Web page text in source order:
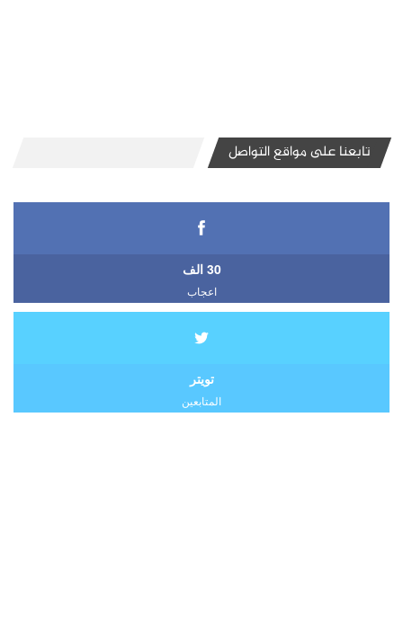
تابعنا على مواقع التواصل
30 الف
اعجاب
تويتر
المتابعين